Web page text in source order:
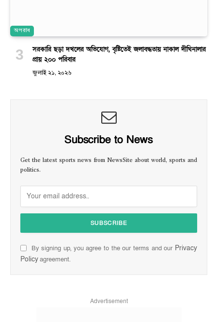
অপরাধ
সরকারি ছড়া দখলের অভিযোগ, বৃষ্টিতেই জলাবদ্ধতায় নাকাল দীঘিনালার
প্রায় ২০০ পরিবার
জুলাই ২১, ২০২৬
Subscribe to News
Get the latest sports news from NewsSite about world, sports and
politics.
By signing up, you agree to the our terms and our Privacy
Policyagreement.
Advertisement